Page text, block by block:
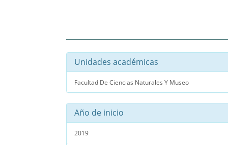
Unidades académicas
Facultad De Ciencias Naturales Y Museo
Año de inicio
2019